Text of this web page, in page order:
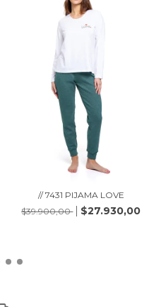
// 7431 PIJAMA LOVE
$39.900,00
$27.930,00